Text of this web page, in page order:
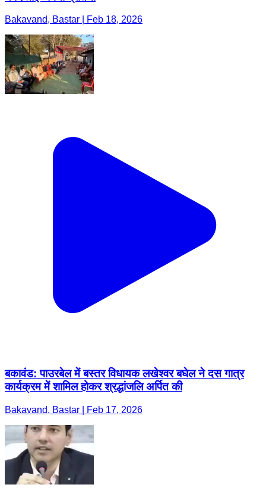
Bakavand, Bastar | Feb 18, 2026
बकावंड: पाउरबेल में बस्तर विधायक लखेश्वर बघेल ने दस गात्र
कार्यक्रम में शामिल होकर श्रद्धांजलि अर्पित की
Bakavand, Bastar | Feb 17, 2026